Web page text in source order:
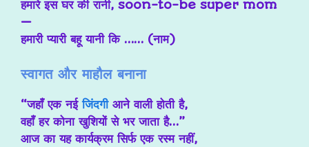
हमारे इस घर की रानी, soon-to-be super mom
—
हमारी प्यारी बहू यानी कि …… (नाम)
स्वागत और माहौल बनाना
“जहाँ एक नईजिंदगीआने वाली होती है,
वहाँ हर कोना खुशियों से भर जाता है…”
आज का यह कार्यक्रम सिर्फ एक रस्म नहीं,